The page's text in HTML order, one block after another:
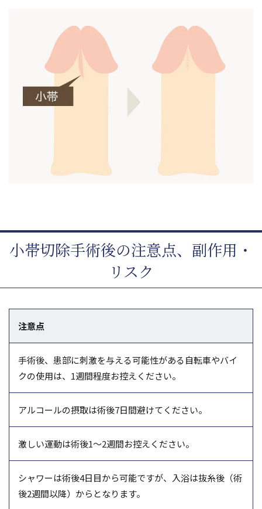
小帯切除手術後の注意点、副作用・
リスク
注意点
手術後、患部に刺激を与える可能性がある自転車やバイ
クの使用は、1週間程度お控えください。
アルコールの摂取は術後7日間避けてください。
激しい運動は術後1～2週間お控えください。
シャワーは術後4日目から可能ですが、入浴は抜糸後（術
後2週間以降）からとなります。